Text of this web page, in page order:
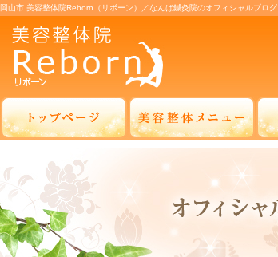
岡山市 美容整体院Reborn（リボーン）／なんば鍼灸院のオフィシャルブログ